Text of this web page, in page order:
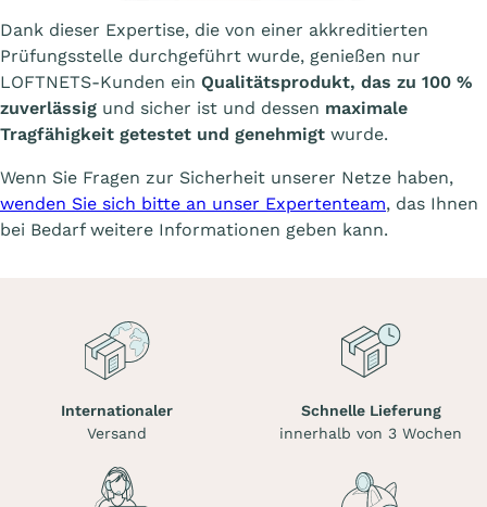
Dank dieser Expertise, die von einer akkreditierten
Prüfungsstelle durchgeführt wurde, genießen nur
LOFTNETS-Kunden ein Qualitätsprodukt, das zu 100 %
zuverlässig und sicher ist und dessen maximale
Tragfähigkeit getestet und genehmigt wurde.
Wenn Sie Fragen zur Sicherheit unserer Netze haben,
wenden Sie sich bitte an unser Expertenteam, das Ihnen
bei Bedarf weitere Informationen geben kann.
Internationaler
Versand
Schnelle Lieferung
innerhalb von 3 Wochen